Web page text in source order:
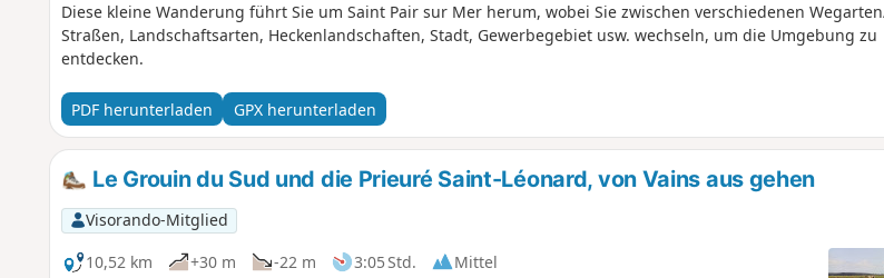
Diese kleine Wanderung führt Sie um Saint Pair sur Mer herum, wobei Sie zwischen verschiedenen
Straßen, Landschaftsarten, Heckenlandschaften, Stadt, Gewerbegebiet usw. wechseln, um die Umgebung zu
entdecken.
PDF herunterladen GPX herunterladen
Le Grouin du Sud und die Prieuré Saint-Léonard, von Vains aus gehen
Visorando-Mitglied
10,52 km
+30 m -22 m 3:05 Std.
Mittel